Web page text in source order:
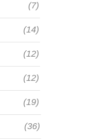
(7)
(14)
(12)
(12)
(19)
(36)